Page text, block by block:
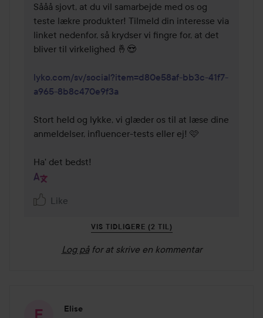
Sååå sjovt, at du vil samarbejde med os og
teste lækre produkter! Tilmeld din interesse via
linket nedenfor, så krydser vi fingre for, at det
bliver til virkelighed 🤞😍
lyko.com/sv/social?item=d80e58af-bb3c-41f7-
a965-8b8c470e9f3a
Stort held og lykke, vi glæder os til at læse dine
anmeldelser, influencer-tests eller ej! 🩷
Ha' det bedst!
Like
VIS TIDLIGERE (2 TIL)
Log på for at skrive en kommentar
Elise